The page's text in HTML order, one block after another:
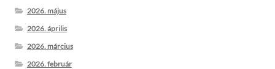
2026. május
2026. április
2026. március
2026. február